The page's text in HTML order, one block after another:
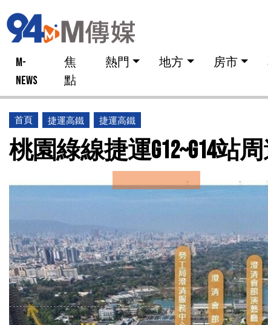
M-
NEWS
焦
點
熱門 地方 房市
首頁 捷運高鐵 捷運高鐵
桃園綠線捷運G12~G14站